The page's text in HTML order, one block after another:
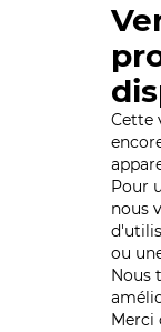
Cette
Pour
nous
ou
Nous
Merci